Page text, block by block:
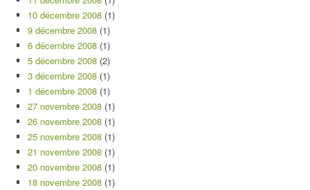
10 décembre 2008 (1)
9 décembre 2008 (1)
6 décembre 2008 (1)
5 décembre 2008 (2)
3 décembre 2008 (1)
1 décembre 2008 (1)
27 novembre 2008 (1)
26 novembre 2008 (1)
25 novembre 2008 (1)
21 novembre 2008 (1)
20 novembre 2008 (1)
18 novembre 2008 (1)